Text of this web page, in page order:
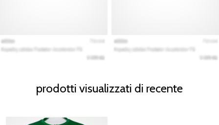
prodotti visualizzati di recente